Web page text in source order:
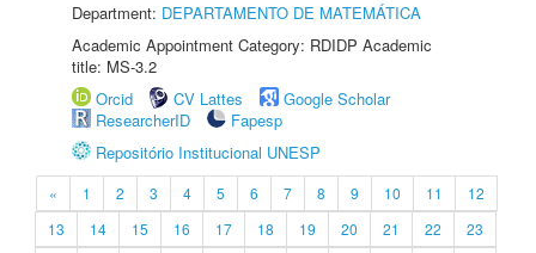
Department: DEPARTAMENTO DE MATEMÁTICA
Academic Appointment Category: RDIDP Academic
title: MS-3.2
Orcid
CV Lattes
Google Scholar
ResearcherID
Fapesp
Repositório Institucional UNESP
« 1 2 3 4 5 6 7 8 9 10 11
12
13
14 15 16 17 18 19 20 21 22
23